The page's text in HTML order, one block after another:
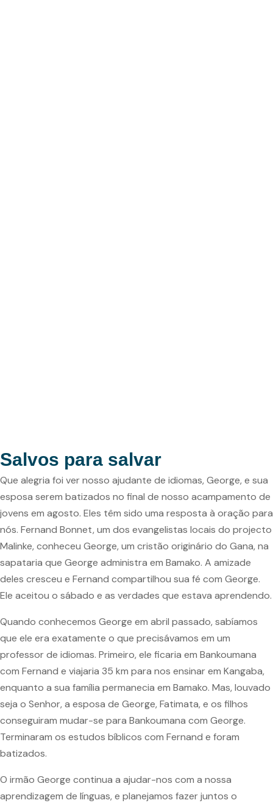
Salvos para salvar
Que alegria foi ver nosso ajudante de idiomas, George, e sua
esposa serem batizados no final de nosso acampamento de
jovens em agosto. Eles têm sido uma resposta à oração para
nós. Fernand Bonnet, um dos evangelistas locais do projecto
Malinke, conheceu George, um cristão originário do Gana, na
sapataria que George administra em Bamako. A amizade
deles cresceu e Fernand compartilhou sua fé com George.
Ele aceitou o sábado e as verdades que estava aprendendo.
Quando conhecemos George em abril passado, sabíamos
que ele era exatamente o que precisávamos em um
professor de idiomas. Primeiro, ele ficaria em Bankoumana
com Fernand e viajaria 35 km para nos ensinar em Kangaba,
enquanto a sua família permanecia em Bamako. Mas, louvado
seja o Senhor, a esposa de George, Fatimata, e os filhos
conseguiram mudar-se para Bankoumana com George.
Terminaram os estudos bíblicos com Fernand e foram
batizados.
O irmão George continua a ajudar-nos com a nossa
aprendizagem de línguas, e planejamos fazer juntos o